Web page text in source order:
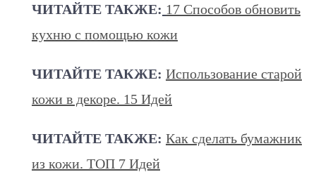
ЧИТАЙТЕ ТАКЖЕ: 17 Способов обновить
кухню с помощью кожи
ЧИТАЙТЕ ТАКЖЕ: Использование старой
кожи в декоре. 15 Идей
ЧИТАЙТЕ ТАКЖЕ: Как сделать бумажник
из кожи. ТОП 7 Идей